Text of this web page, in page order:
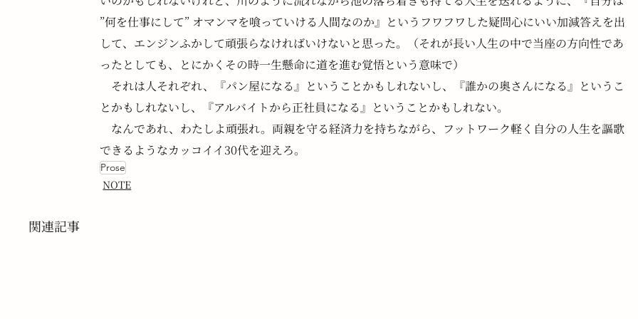
”何を仕事にして” オマンマを喰っていける人間なのか』というフワフワした疑問心にいい加減答えを出
して、エンジンふかして頑張らなければいけないと思った。（それが長い人生の中で当座の方向性であ
ったとしても、とにかくその時一生懸命に道を進む覚悟という意味で）
それは人それぞれ、『パン屋になる』ということかもしれないし、『誰かの奥さんになる』というこ
とかもしれないし、『アルバイトから正社員になる』ということかもしれない。
なんであれ、わたしよ頑張れ。両親を守る経済力を持ちながら、フットワーク軽く自分の人生を謳歌
できるようなカッコイイ30代を迎えろ。
Prose
NOTE
関連記事